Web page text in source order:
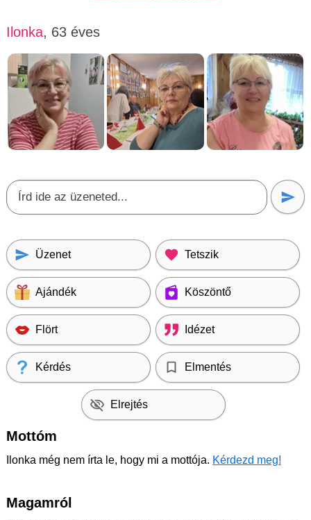
Ilonka, 63 éves
Üzenet Tetszik
Ajándék Köszöntő
Flört Idézet
Kérdés Elmentés
Elrejtés
Mottóm
Ilonka még nem írta le, hogy mi a mottója. Kérdezd meg!
Magamról